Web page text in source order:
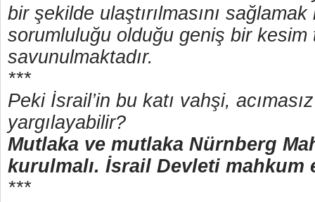
bir şekilde ulaştırılmasını
sorumluluğu olduğu geniş bir kesim
savunulmaktadır.
***
Peki İsrail’in bu katı vahşi,
yargılayabilir?
Mutlaka ve mutlaka Nürnberg
kurulmalı. İsrail Devleti
***